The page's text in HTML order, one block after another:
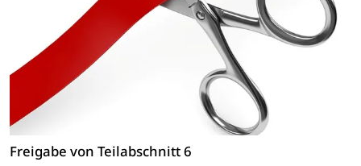
Freigabe von Teilabschnitt 6